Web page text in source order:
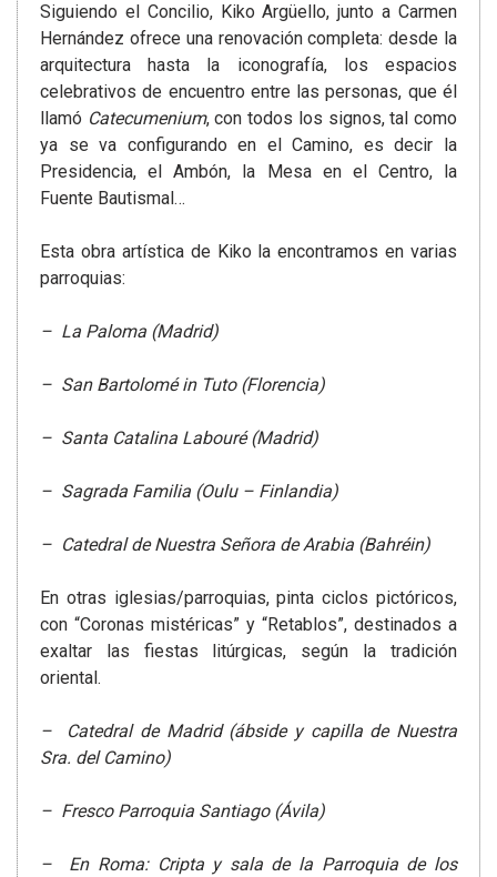
Siguiendo el Concilio, Kiko Argüello, junto a Carmen
Hernández ofrece una renovación completa: desde la
arquitectura hasta la iconografía, los espacios
celebrativos de encuentro entre las personas, que él
llamó Catecumenium, con todos los signos, tal como
ya se va configurando en el Camino, es decir la
Presidencia, el Ambón, la Mesa en el Centro, la
Fuente Bautismal…
Esta obra artística de Kiko la encontramos en varias
parroquias:
– La Paloma (Madrid)
– San Bartolomé in Tuto (Florencia)
– Santa Catalina Labouré (Madrid)
– Sagrada Familia (Oulu – Finlandia)
– Catedral de Nuestra Señora de Arabia (Bahréin)
En otras iglesias/parroquias, pinta ciclos pictóricos,
con “Coronas mistéricas” y “Retablos”, destinados a
exaltar las fiestas litúrgicas, según la tradición
oriental.
– Catedral de Madrid (ábside y capilla de Nuestra
Sra. del Camino)
– Fresco Parroquia Santiago (Ávila)
– En Roma: Cripta y sala de la Parroquia de los